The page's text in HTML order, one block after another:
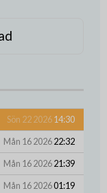
Sön 22 202614:30
Mån 16 202622:32
Mån 16 202621:39
Mån 16 202601:19